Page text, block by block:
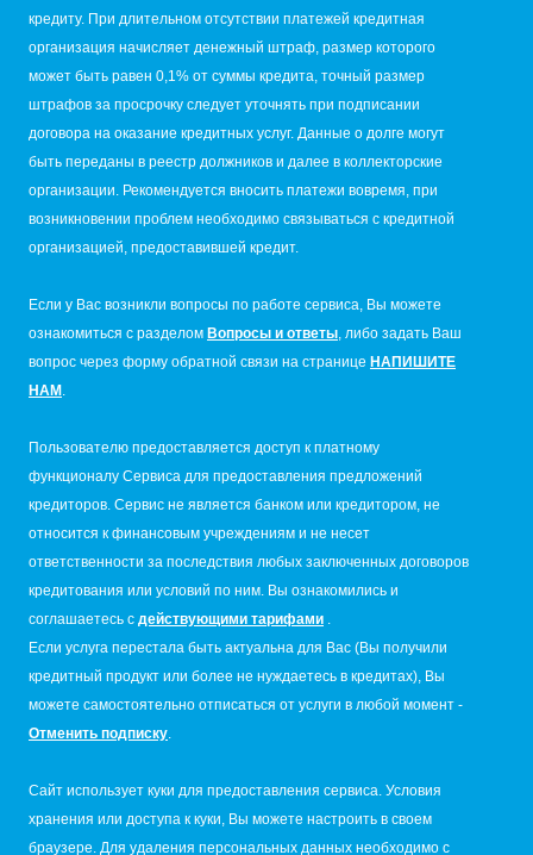
кредиту. При длительном отсутствии платежей кредитная
организация начисляет денежный штраф, размер которого
может быть равен 0,1% от суммы кредита, точный размер
штрафов за просрочку следует уточнять при подписании
договора на оказание кредитных услуг. Данные о долге могут
быть переданы в реестр должников и далее в коллекторские
организации. Рекомендуется вносить платежи вовремя, при
возникновении проблем необходимо связываться с кредитной
организацией, предоставившей кредит.
Если у Вас возникли вопросы по работе сервиса, Вы можете
ознакомиться с разделом Вопросы и ответы , либо задать Ваш
вопрос через форму обратной связи на странице НАПИШИТЕ
НАМ
Пользователю предоставляется доступ к платному
функционалу Сервиса для предоставления предложений
кредиторов. Сервис не является банком или кредитором, не
относится к финансовым учреждениям и не несет
ответственности за последствия любых заключенных договоров
кредитования или условий по ним. Вы ознакомились и
соглашаетесь с действующими тарифами
Если услуга перестала быть актуальна для Вас (Вы получили
кредитный продукт или более не нуждаетесь в кредитах), Вы
можете самостоятельно отписаться от услуги в любой момент -
Отменить подписку
Сайт использует куки для предоставления сервиса. Условия
хранения или доступа к куки, Вы можете настроить в своем
браузере. Для удаления персональных данных необходимо с